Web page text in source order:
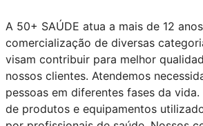
A 50+ SAÚDE atua a mais de 12
comercialização de diversas
visam contribuir para melhor
nossos clientes. Atendemos
pessoas em diferentes fases da
de produtos e equipamentos